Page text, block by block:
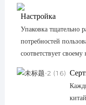
Настройка
Упаковка тщательно
потребностей
соответствует